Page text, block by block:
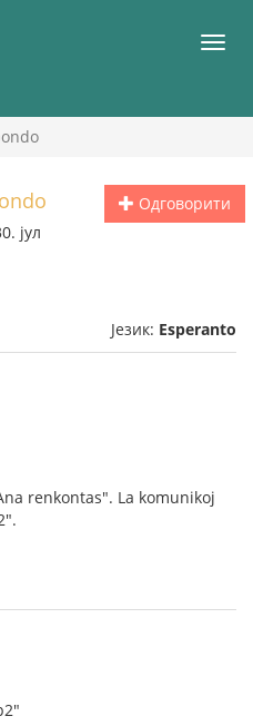
Одговорити
јул
Језик: Esperanto
renkontas". La komunikoj